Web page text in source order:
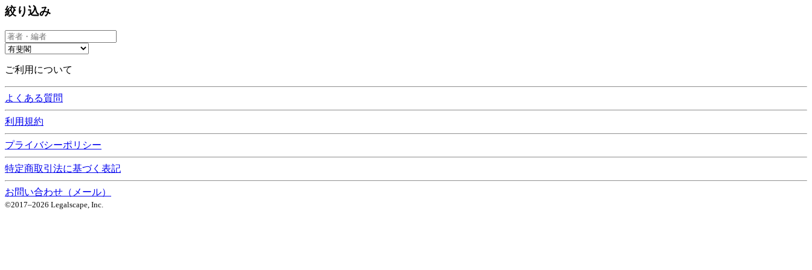
絞り込み
ご利用について
よくある質問
利用規約
プライバシーポリシー
特定商取引法に基づく表記
お問い合わせ（メール）
©2017–2026 Legalscape, Inc.